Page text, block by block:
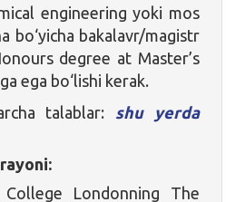
engineering yoki mos
bo‘yicha bakalavr/magistr
degree at Master’s
ega bo‘lishi kerak.
talablar: shu yerda
Londonning The